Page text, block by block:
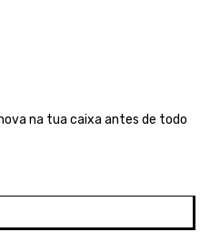
na tua caixa antes de todo